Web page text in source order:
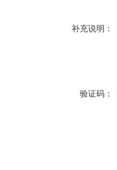
补充说明：
验证码：